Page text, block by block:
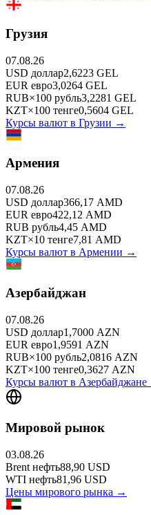
Грузия
07.08.26
USD доллар2,6223 GEL
EUR евро3,0264 GEL
RUB×100 рубль3,2281 GEL
KZT×100 тенге0,5604 GEL
Курсы валют в Грузии →
Армения
07.08.26
USD доллар366,17 AMD
EUR евро422,12 AMD
RUB рубль4,45 AMD
KZT×10 тенге7,81 AMD
Курсы валют в Армении →
Азербайджан
07.08.26
USD доллар1,7000 AZN
EUR евро1,9591 AZN
RUB×100 рубль2,0816 AZN
KZT×100 тенге0,3627 AZN
Курсы валют в Азербайджане
Мировой рынок
03.08.26
Brent нефть88,90 USD
WTI нефть81,96 USD
Цены мирового рынка →